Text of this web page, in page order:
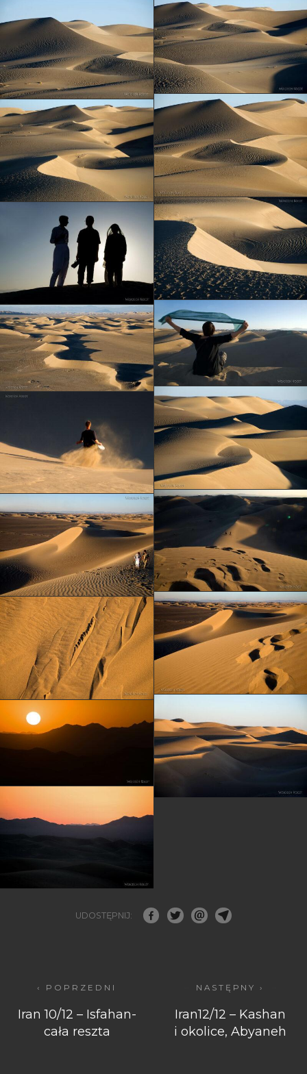
UDOSTĘPNIJ:
‹ POPRZEDNI
Iran 10/12 – Isfahan-
cała reszta
NASTĘPNY ›
Iran12/12 – Kashan
i okolice, Abyaneh